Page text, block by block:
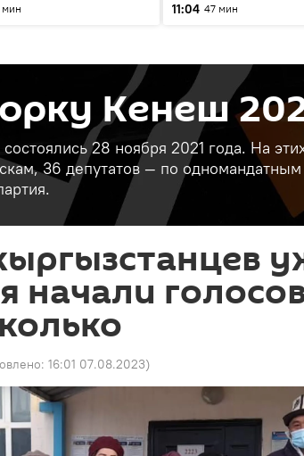
мин
этапка жетти?
11:04 47 мин
Кенеш
28 ноября 2021 года. На
36 депутатов — по
начали
16:01 07.08.2023)